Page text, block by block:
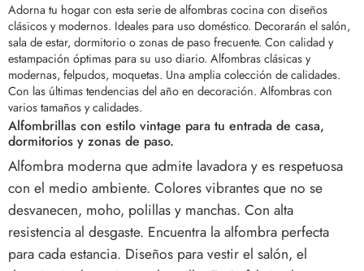
Adorna tu hogar con esta serie de alfombras cocina con diseños
clásicos y modernos. Ideales para uso doméstico. Decorarán el salón,
sala de estar, dormitorio o zonas de paso frecuente. Con calidad y
estampación óptimas para su uso diario. Alfombras clásicas y
modernas, felpudos, moquetas. Una amplia colección de calidades.
Con las últimas tendencias del año en decoración. Alfombras con
varios tamaños y calidades.
Alfombrillas con estilo vintage para tu entrada de casa,
dormitorios y zonas de paso.
Alfombra moderna que admite lavadora y es respetuosa
con el medio ambiente. Colores vibrantes que no se
desvanecen, moho, polillas y manchas. Con alta
resistencia al desgaste. Encuentra la alfombra perfecta
para cada estancia. Diseños para vestir el salón, el